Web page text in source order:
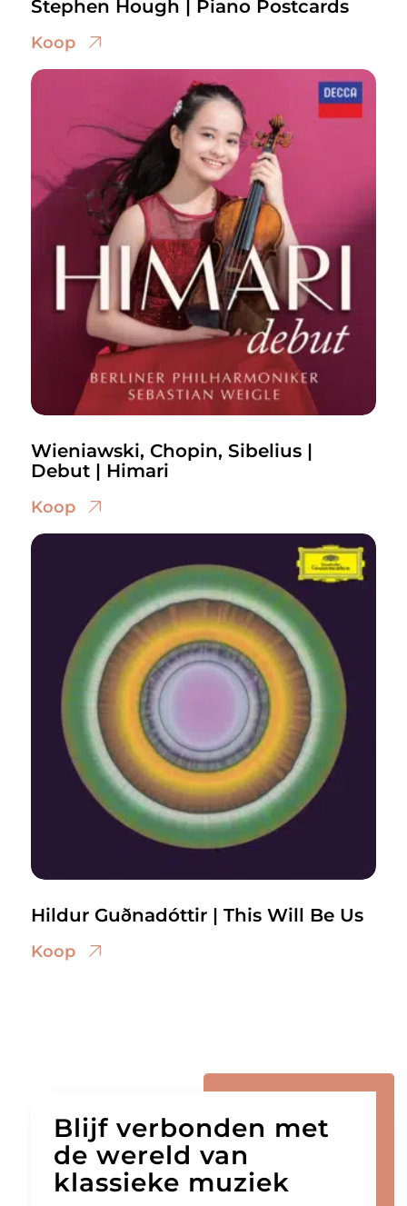
Stephen Hough | Piano Postcards
Koop
Wieniawski, Chopin, Sibelius |
Debut | Himari
Koop
Hildur Guðnadóttir | This Will Be Us
Koop
Blijf verbonden met
de wereld van
klassieke muziek